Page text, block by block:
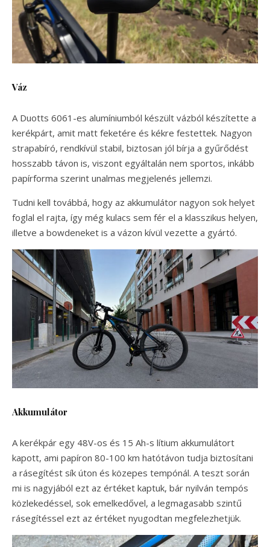
Váz
A Duotts 6061-es alumíniumból készült vázból készítette a
kerékpárt, amit matt feketére és kékre festettek. Nagyon
strapabíró, rendkívül stabil, biztosan jól bírja a gyűrődést
hosszabb távon is, viszont egyáltalán nem sportos, inkább
papírforma szerint unalmas megjelenés jellemzi.
Tudni kell továbbá, hogy az akkumulátor nagyon sok helyet
foglal el rajta, így még kulacs sem fér el a klasszikus helyen,
illetve a bowdeneket is a vázon kívül vezette a gyártó.
Akkumulátor
A kerékpár egy 48V-os és 15 Ah-s lítium akkumulátort
kapott, ami papíron 80-100 km hatótávon tudja biztosítani
a rásegítést sík úton és közepes tempónál. A teszt során
mi is nagyjából ezt az értéket kaptuk, bár nyilván tempós
közlekedéssel, sok emelkedővel, a legmagasabb szintű
rásegítéssel ezt az értéket nyugodtan megfelezhetjük.